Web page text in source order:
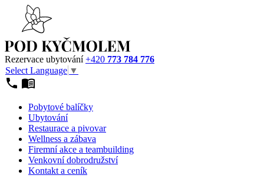
Rezervace ubytování+420 773 784 776
Select Language ▼
Pobytové balíčky
Ubytování
Restaurace a pivovar
Wellness a zábava
Firemní akce a teambuilding
Venkovní dobrodružství
Kontakt a ceník